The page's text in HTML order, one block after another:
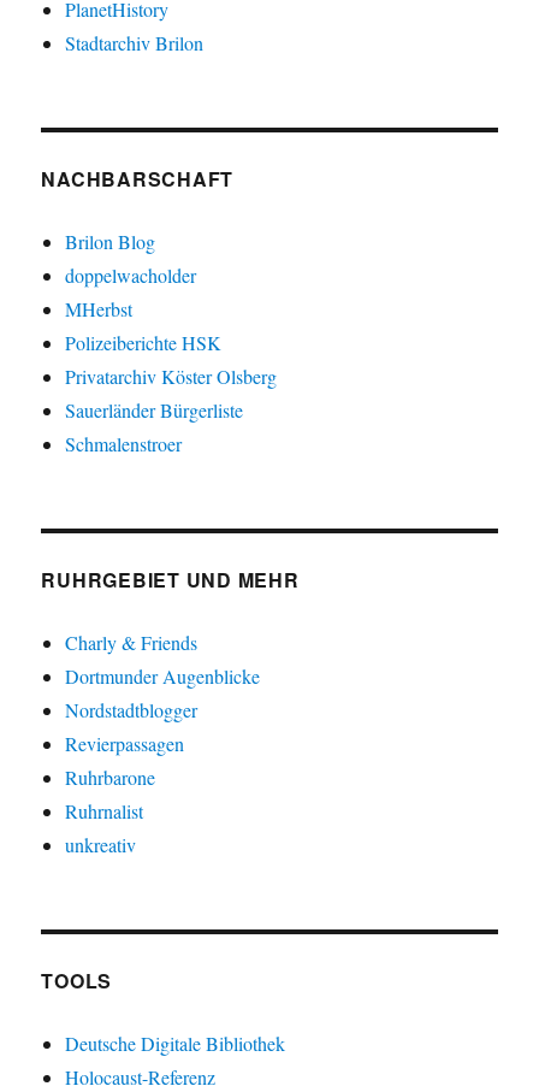
PlanetHistory
Stadtarchiv Brilon
NACHBARSCHAFT
Brilon Blog
doppelwacholder
MHerbst
Polizeiberichte HSK
Privatarchiv Köster Olsberg
Sauerländer Bürgerliste
Schmalenstroer
RUHRGEBIET UND MEHR
Charly & Friends
Dortmunder Augenblicke
Nordstadtblogger
Revierpassagen
Ruhrbarone
Ruhrnalist
unkreativ
TOOLS
Deutsche Digitale Bibliothek
Holocaust-Referenz